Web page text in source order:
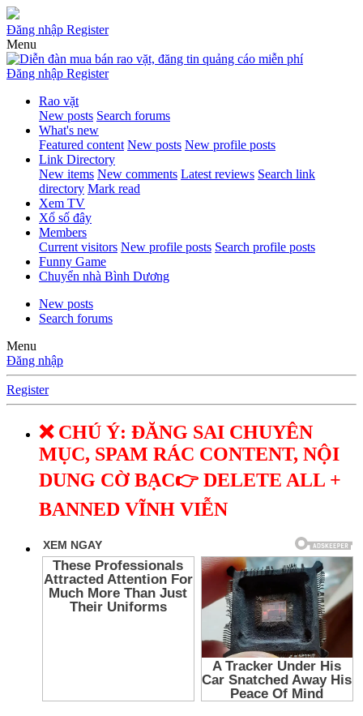
Đăng nhập Register
Menu
Đăng nhập Register
Rao vặt
New posts Search forums
What's new
Featured content New posts New profile posts
Link Directory
New items New comments Latest reviews Search link
directory Mark read
Xem TV
Xổ số đây
Members
Current visitors New profile posts Search profile posts
Funny Game
Chuyển nhà Bình Dương
New posts
Search forums
Menu
Đăng nhập
Register
❌ CHÚ Ý: ĐĂNG SAI CHUYÊN
MỤC, SPAM RÁC CONTENT, NỘI
DUNG CỜ BẠC👉 DELETE ALL +
BANNED VĨNH VIỄN